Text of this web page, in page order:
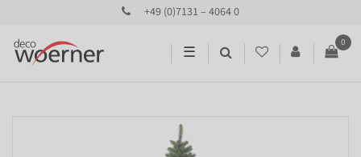
+49 (0)7131 – 4064 0
☰
0